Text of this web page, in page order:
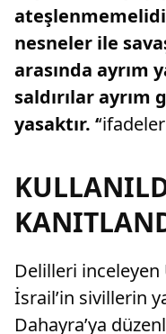
nesneler ile
arasında ayrım
saldırılar ayrım
yasaktır. ‘
Delilleri inceleyen
İsrail’in sivillerin
Dahayra’ya